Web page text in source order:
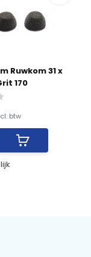
Ruwkom 31 x
170
btw